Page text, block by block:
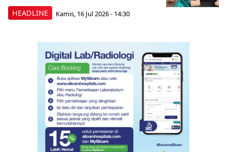
HEADLINE Kamis, 16 Jul 2026 - 14:30